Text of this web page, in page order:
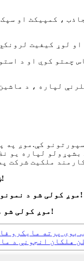
، کمپیکٹ او
چمتو کوي او د
ښه راغلاست موږ سره اړیکه ونیسئ خپل تولیه تنظیم کړئ!
موږ کولی شو د نمونو یا ډراینګ ډیزاین یا عکسونو پروړاندې امرونه ومنو!
موږ کولی شو د کوچنۍ بستې تخصصي تخصیص او همدارنګه لوی امر ومنو!